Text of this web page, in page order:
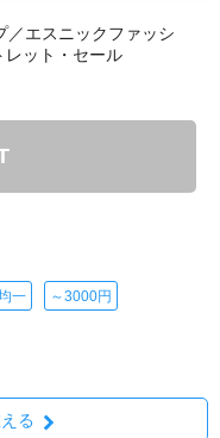
／エスニックファッシ
レット・セール
一 ～3000円
る